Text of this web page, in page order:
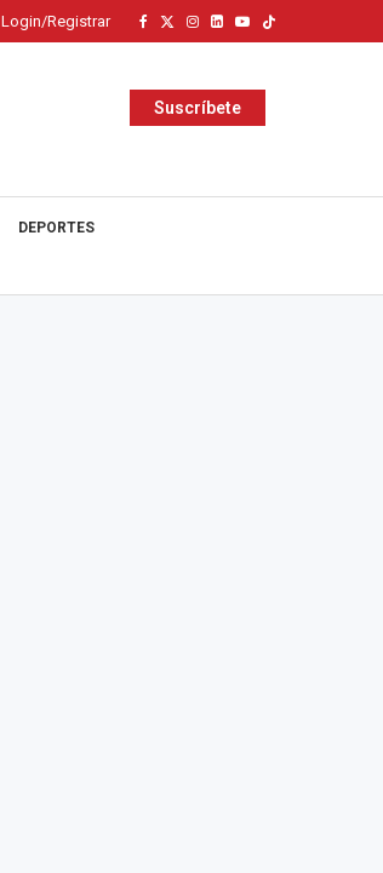
Login/Registrar
Suscríbete
DEPORTES